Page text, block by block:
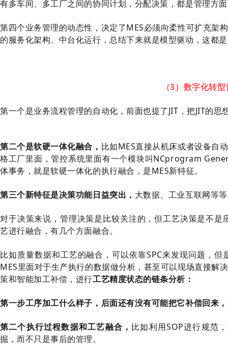
有多车间、多工厂之间的协同计划 ，分配决策，都是管理方
第四个业务管理的动态性，决定了MES必须向柔性可扩充架
的服务化架构、中台化运行，总结下来就是模型驱动，这都
（3）数字化转
第一个是业务流程管理的自动化，前面也提了JIT，把JIT的
第二个是软硬一体化融合， 比如MES直接从机床或者设备自
格工厂里面，管控系统里面有一个模块叫NCprogram
体事务，就是软硬一体化的执行融合，是MES新特征。
第三个新特征是决策功能日益突出， 大数据、工业互联网等
对于决策来说，管理决策是比较关注的，但工艺决策是不
艺进行融合，有几个方面融合。
比如质量数据和工艺的融合，可以依靠SPC来发现问题，
MES里面对于生产执行的数据做分析，甚至可以现场直接解
策和智能加工补偿，进行工艺精度状态的链条分析：
第一步工序加工什么样子，后面还有没有可能把它补偿回来，
第二个执行过程数据和工艺融合， 比如利用SOP进行规范
掘，而不只是事后的管理。